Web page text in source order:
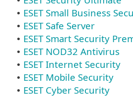
• ESET Small Business
• ESET Safe Server
• ESET Smart Security
• ESET NOD32 Antivirus
• ESET Internet Security
• ESET Mobile Security
• ESET Cyber Security